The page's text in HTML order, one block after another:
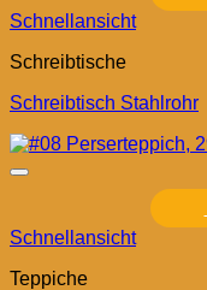
Schnellansicht
Schreibtische
Schreibtisch Stahlrohr
Schnellansicht
Teppiche